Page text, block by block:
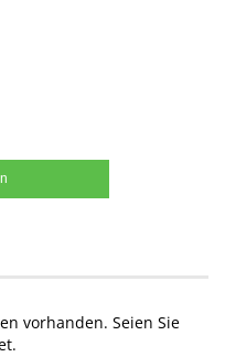
vorhanden. Seien Sie